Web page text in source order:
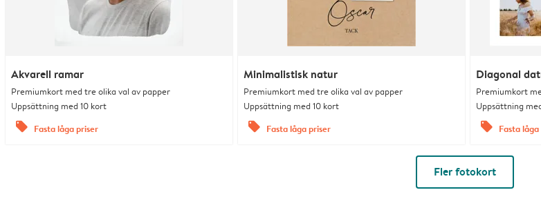
Akvarell ramar
Premiumkort med tre olika val av papper
Uppsättning med 10 kort
offers Fasta låga priser
Minimalistisk natur
Premiumkort med tre olika val av papper
Uppsättning med 10 kort
offers Fasta låga priser
Diagonal
Premiumkort
Uppsättning
offers Fasta
Fler fotokort